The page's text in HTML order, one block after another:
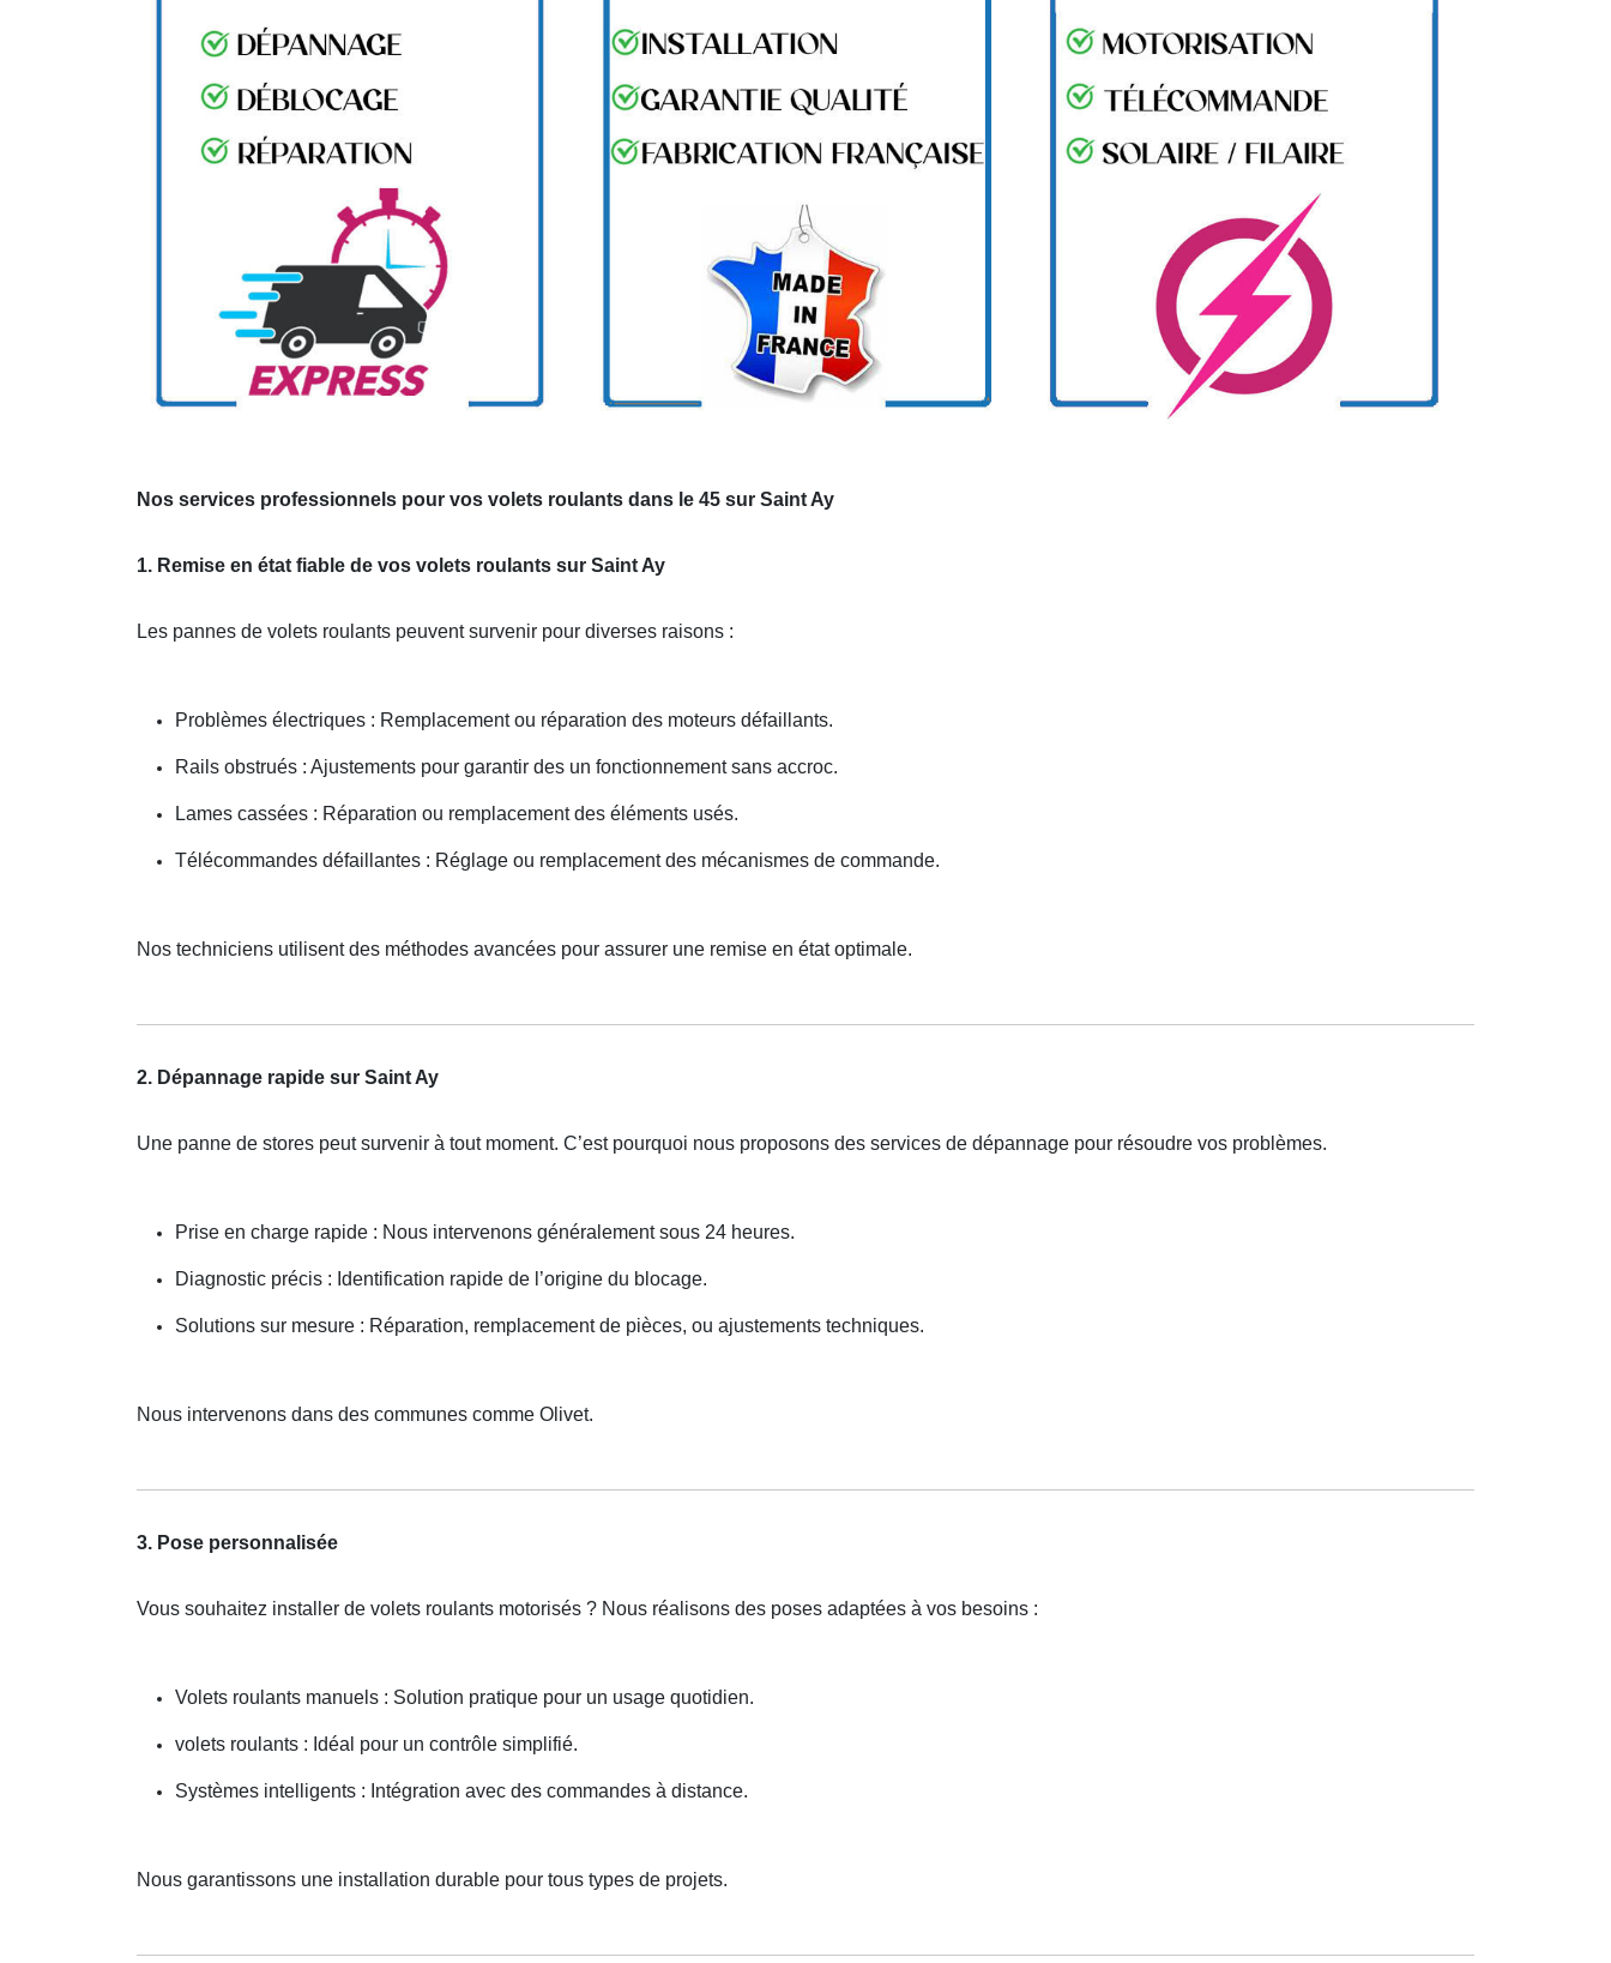
Nos services professionnels pour vos volets roulants dans le 45 sur Saint Ay
1. Remise en état fiable de vos volets roulants sur Saint Ay
Les pannes de volets roulants peuvent survenir pour diverses raisons :
Problèmes électriques : Remplacement ou réparation des moteurs défaillants.
Rails obstrués : Ajustements pour garantir des un fonctionnement sans accroc.
Lames cassées : Réparation ou remplacement des éléments usés.
Télécommandes défaillantes : Réglage ou remplacement des mécanismes de commande.
Nos techniciens utilisent des méthodes avancées pour assurer une remise en état optimale.
2. Dépannage rapide sur Saint Ay
Une panne de stores peut survenir à tout moment. C’est pourquoi nous proposons des services de dépannage pour résoudre vos problèmes.
Prise en charge rapide : Nous intervenons généralement sous 24 heures.
Diagnostic précis : Identification rapide de l’origine du blocage.
Solutions sur mesure : Réparation, remplacement de pièces, ou ajustements techniques.
Nous intervenons dans des communes comme Olivet.
3. Pose personnalisée
Vous souhaitez installer de volets roulants motorisés ? Nous réalisons des poses adaptées à vos besoins :
Volets roulants manuels : Solution pratique pour un usage quotidien.
volets roulants : Idéal pour un contrôle simplifié.
Systèmes intelligents : Intégration avec des commandes à distance.
Nous garantissons une installation durable pour tous types de projets.